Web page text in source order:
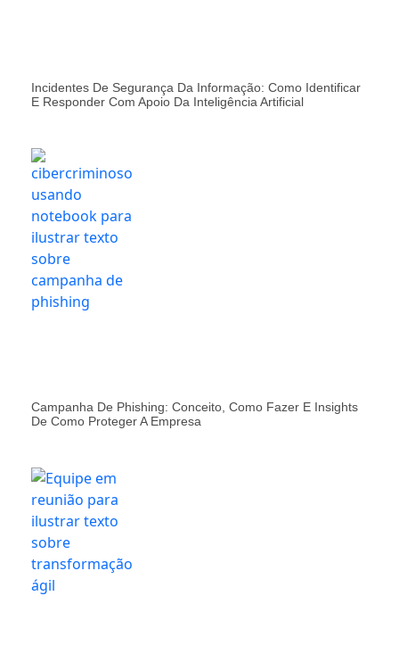
Incidentes De Segurança Da Informação: Como Identificar
E Responder Com Apoio Da Inteligência Artificial
Campanha De Phishing: Conceito, Como Fazer E Insights
De Como Proteger A Empresa